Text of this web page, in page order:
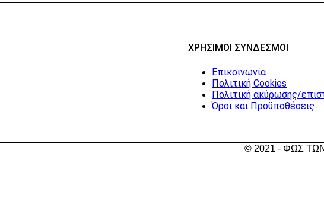
ΧΡΗΣΙΜΟΙ ΣΥΝΔΕΣΜΟΙ
Επικοινωνία
Πολιτική Cookies
Πολιτική ακύρωσης/
Όροι και Προϋποθέσεις
© 2021 - ΦΩΣ